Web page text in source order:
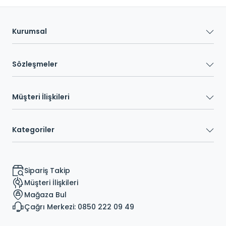
Kurumsal
Sözleşmeler
Müşteri İlişkileri
Kategoriler
Sipariş Takip
Müşteri İlişkileri
Mağaza Bul
Çağrı Merkezi: 0850 222 09 49